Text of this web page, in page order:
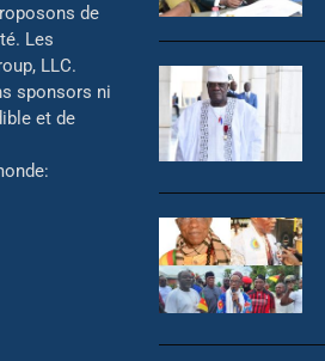
de
Les
LLC.
sponsors ni
et de